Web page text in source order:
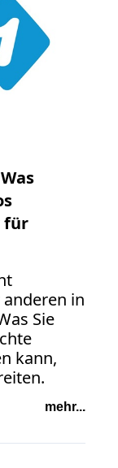
für
in
Sie
kann,
mehr...